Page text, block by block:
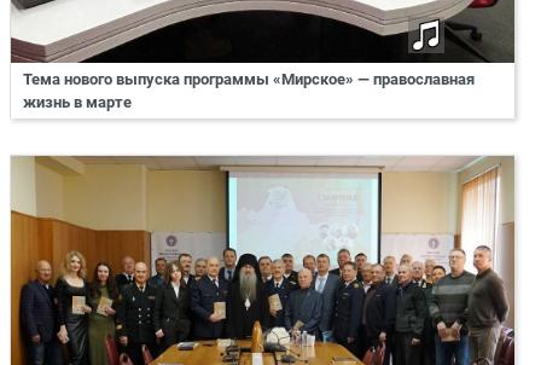
Тема нового выпуска программы «Мирское» — православная
жизнь в марте